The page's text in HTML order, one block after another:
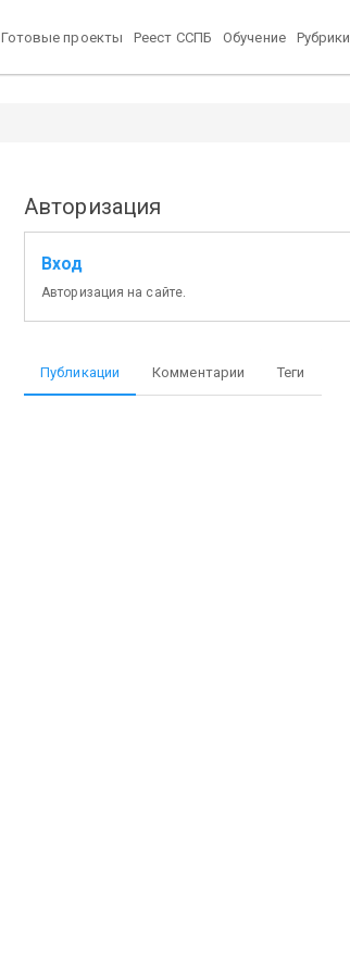
Готовые проекты Реест ССПБ Обучение Рубрики
Авторизация
Вход
Авторизация на сайте.
Публикации Комментарии Теги